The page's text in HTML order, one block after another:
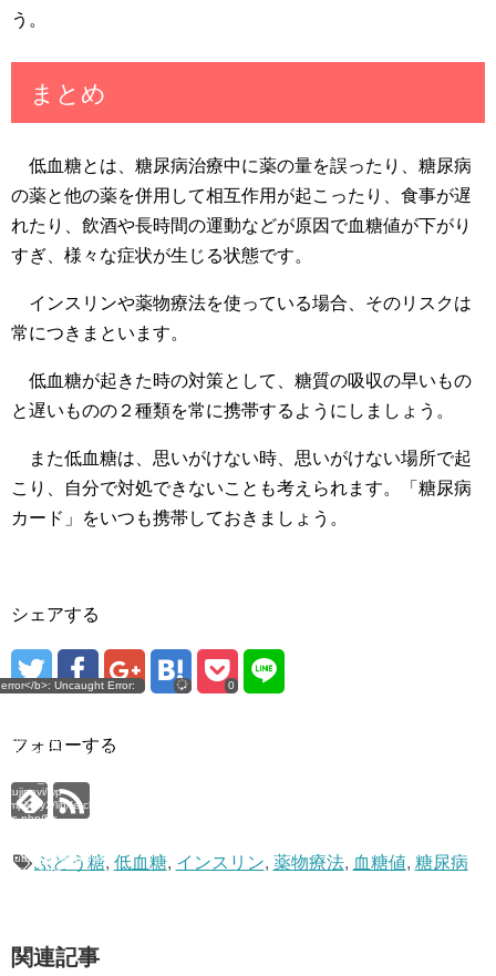
う。
まとめ
低血糖とは、糖尿病治療中に薬の量を誤ったり、糖尿病
の薬と他の薬を併用して相互作用が起こったり、食事が遅
れたり、飲酒や長時間の運動などが原因で血糖値が下がり
すぎ、様々な症状が生じる状態です。
インスリンや薬物療法を使っている場合、そのリスクは
常につきまといます。
低血糖が起きた時の対策として、糖質の吸収の早いもの
と遅いものの２種類を常に携帯するようにしましょう。
また低血糖は、思いがけない時、思いがけない場所で起
こり、自分で対処できないことも考えられます。「糖尿病
カード」をいつも携帯しておきましょう。
シェアする
error
b>: Uncaught Error:
wp-
lib/sns.php:116
wp-
lib/fetch-google-
public_html/tounyou-
wp-
0
フォローする
ぶどう糖, 低血糖, インスリン, 薬物療法, 血糖値, 糖尿病
関連記事